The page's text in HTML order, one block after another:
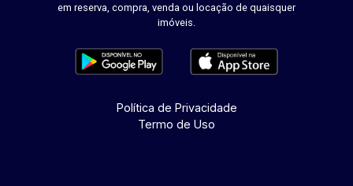
em reserva, compra, venda ou locação de quaisquer
imóveis.
Política de Privacidade
Termo de Uso